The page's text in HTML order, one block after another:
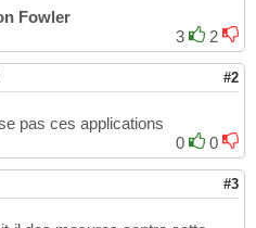
Fowler
3
2
#2
pas ces applications
0
0
#3